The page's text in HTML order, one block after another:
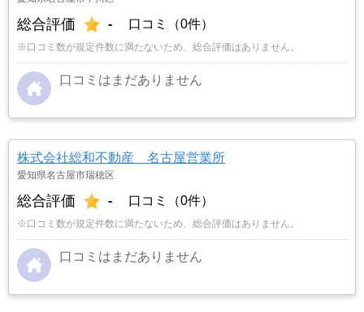
総合評価 - 口コミ（0件）
※口コミ数が規定件数に満たないため、総合評価はありません。
口コミはまだありません
株式会社総和不動産 名古屋営業所
愛知県名古屋市瑞穂区
総合評価 - 口コミ（0件）
※口コミ数が規定件数に満たないため、総合評価はありません。
口コミはまだありません